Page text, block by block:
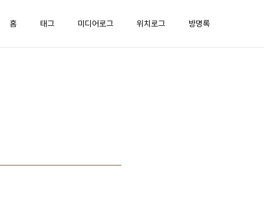
홈 태그 미디어로그 위치로그 방명록